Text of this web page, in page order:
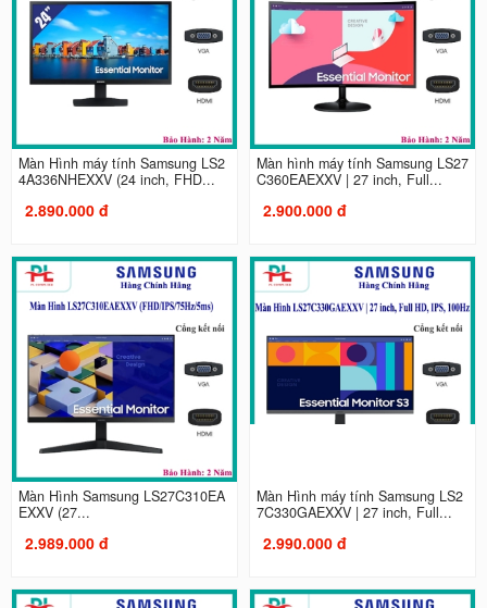
Màn Hình máy tính Samsung LS2
4A336NHEXXV (24 inch, FHD...
2.890.000 đ
Màn hình máy tính Samsung LS27
C360EAEXXV | 27 inch, Full...
2.900.000 đ
Màn Hình Samsung LS27C310EA
EXXV (27...
2.989.000 đ
Màn Hình máy tính Samsung LS2
7C330GAEXXV | 27 inch, Full...
2.990.000 đ